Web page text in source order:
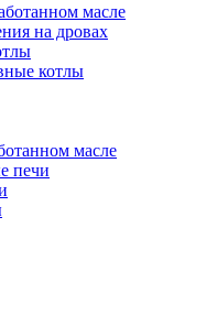
масле
на дровах
котлы
масле
печи